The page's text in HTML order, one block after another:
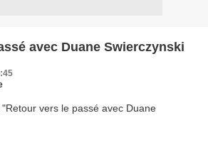
avec Duane Swierczynski